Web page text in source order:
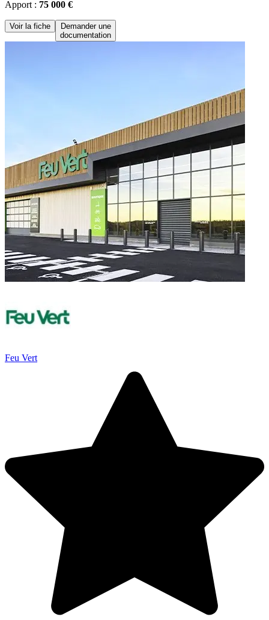
Apport : 75 000 €
Voir la fiche
Demander une
documentation
Feu Vert